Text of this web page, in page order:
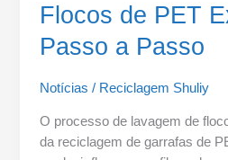
Flocos de PET
Passo a Passo
Notícias / Reciclagem Shuliy
O processo de lavagem de
da reciclagem de garrafas de